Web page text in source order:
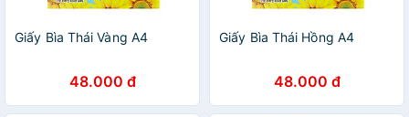
Giấy Bìa Thái Vàng A4
48.000 đ
Giấy Bìa Thái Hồng A4
48.000 đ